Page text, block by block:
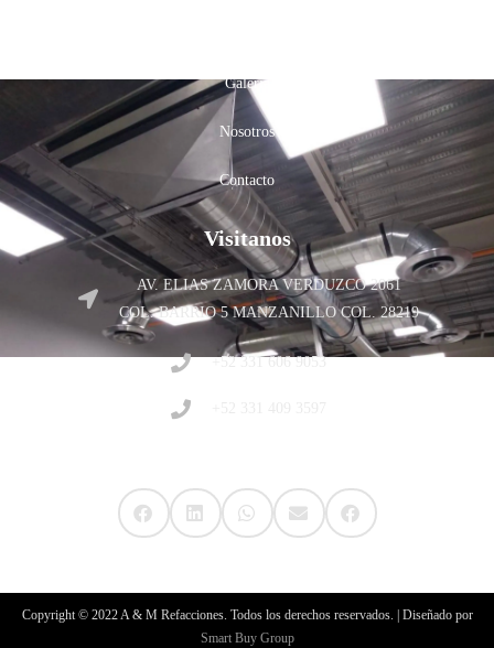
Galería
Nosotros
Contacto
Visitanos
AV. ELIAS ZAMORA VERDUZCO 2061
COL. BARRIO 5 MANZANILLO COL. 28219
+52 331 606 9053
Copyright © 2022 A & M Refacciones. Todos los derechos reservados. | Diseñado por
Smart Buy Group